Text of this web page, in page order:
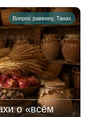
Вопрос раввину, Танах
о «всём